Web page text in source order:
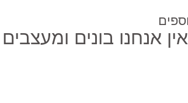
אנחנו בונים